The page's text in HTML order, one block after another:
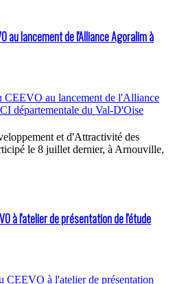
au lancement de l'Alliance Agoralim à
et d'Attractivité des
le 8 juillet dernier, à Arnouville,
à l'atelier de présentation de l'étude